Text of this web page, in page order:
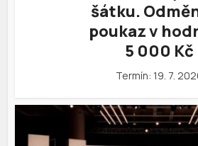
šátku.
poukaz v
5 000 Kč
Termín: 19. 7.